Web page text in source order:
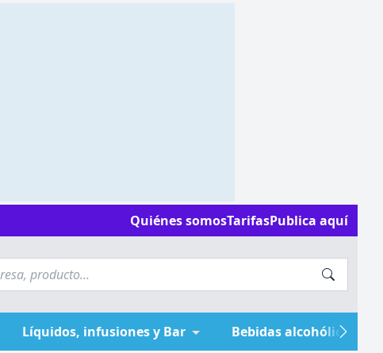
Quiénes somosTarifasPublica aquí
Líquidos, infusiones y Bar Bebidas alcohólicas